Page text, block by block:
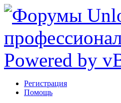
Регистрация
Помощь